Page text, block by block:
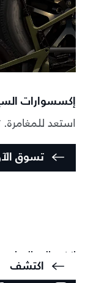
إكسسوارات
استعد
تسوق
اكتشف
انضم إلى الحوار